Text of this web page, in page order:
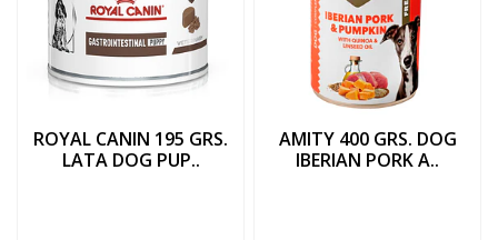
ROYAL CANIN 195 GRS.
LATA DOG PUP..
AMITY 400 GRS. DOG
IBERIAN PORK A..